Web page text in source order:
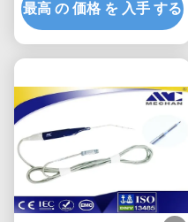
切除
最高 の 価格 を 入手 する